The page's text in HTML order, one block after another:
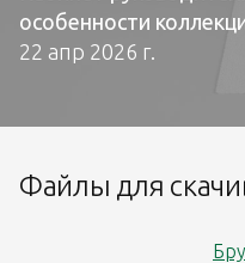
особенности
22 апр 2026 г.
Файлы для